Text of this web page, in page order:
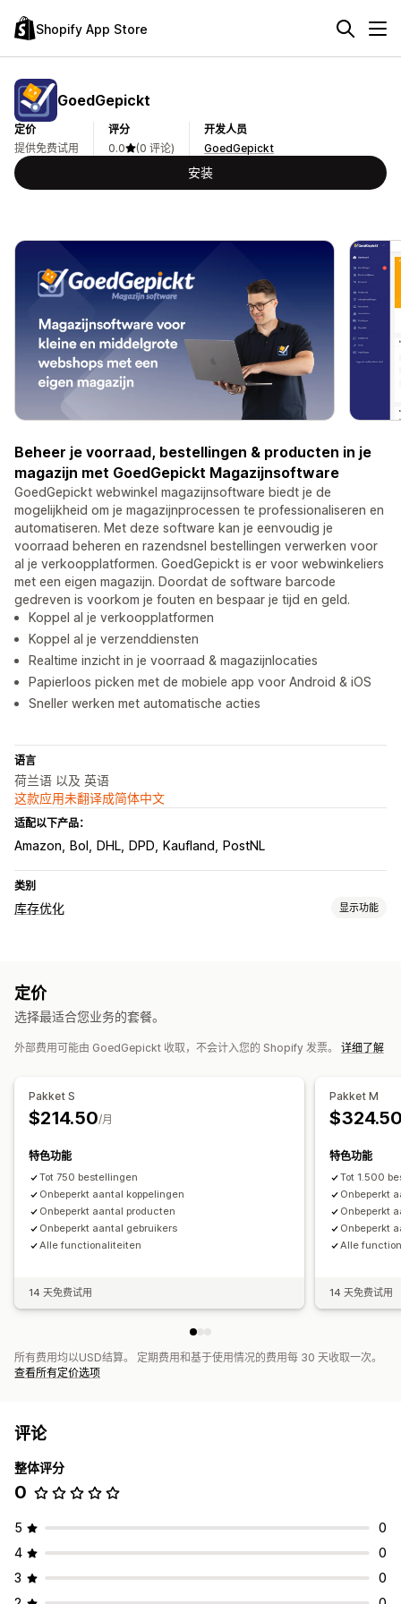
Shopify App Store
GoedGepickt
定价
提供免费试用
评分
0.0
(0 评论)
开发人员
GoedGepickt
安装
Beheer je voorraad, bestellingen & producten in je
magazijn met GoedGepickt Magazijnsoftware
GoedGepickt webwinkel magazijnsoftware biedt je de
mogelijkheid om je magazijnprocessen te professionaliseren en
automatiseren. Met deze software kan je eenvoudig je
voorraad beheren en razendsnel bestellingen verwerken voor
al je verkoopplatformen. GoedGepickt is er voor webwinkeliers
met een eigen magazijn. Doordat de software barcode
gedreven is voorkom je fouten en bespaar je tijd en geld.
Koppel al je verkoopplatformen
Koppel al je verzenddiensten
Realtime inzicht in je voorraad & magazijnlocaties
Papierloos picken met de mobiele app voor Android & iOS
Sneller werken met automatische acties
语言
荷兰语 以及 英语
这款应用未翻译成简体中文
适配以下产品：
Amazon Bol DHL DPD Kaufland PostNL
类别
库存优化 显示功能
库存补货
延交订单 退货 发货 批量处理 自动处理 采购订单 预购
补货提醒
库存不足提醒
电子邮件通知
定价
选择最适合您业务的套餐。
外部费用可能由 GoedGepickt 收取，不会计入您的 Shopify 发票。 详细了解
Pakket S
$214.50/月
特色功能
Tot 750 bestellingen
Onbeperkt aantal koppelingen
Onbeperkt aantal producten
Onbeperkt aantal gebruikers
Alle functionaliteiten
14 天免费试用
Pakket M
特色功能
Tot 1.500
Onbeperkt
Onbeperkt
Onbeperkt
Alle
14 天免费试用
所有费用均以USD结算。 定期费用和基于使用情况的费用每 30 天收取一次。
查看所有定价选项
评论
整体评分
0
5
0
4
0
3
0